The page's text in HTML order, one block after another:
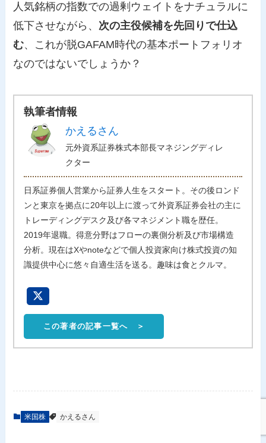
人気銘柄の指数での過剰ウェイトをナチュラルに
低下させながら、 次の主役候補を先回りで仕込
む、これが脱GAFAM時代の基本ポートフォリオ
なのではないでしょうか？
執筆者情報
かえるさん
元外資系証券株式本部長マネジングディレ
クター
日系証券個人営業から証券人生をスタート。その後ロンド
ンと東京を拠点に20年以上に渡って外資系証券会社の主に
トレーディングデスク及び各マネジメント職を歴任。
2019年退職。得意分野はフローの裏側分析及び市場構造
分析。現在はXやnoteなどで個人投資家向け株式投資の知
識提供中心に悠々自適生活を送る。趣味は食とクルマ。
この著者の記事一覧へ ＞
米国株 かえるさん